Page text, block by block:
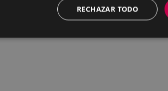
RECHAZAR TODO